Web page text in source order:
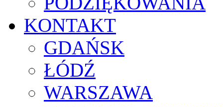
KONTAKT
GDAŃSK
ŁÓDŹ
WARSZAWA